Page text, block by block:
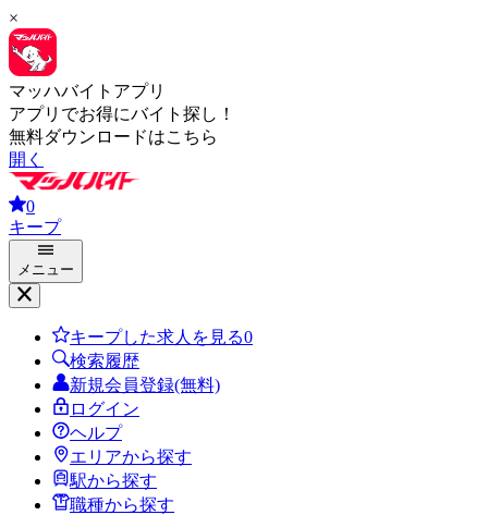
×
マッハバイトアプリ
アプリでお得にバイト探し！
無料ダウンロードはこちら
開く
0
キープ
メニュー
キープした求人を見る0
検索履歴
新規会員登録(無料)
ログイン
ヘルプ
エリアから探す
駅から探す
職種から探す